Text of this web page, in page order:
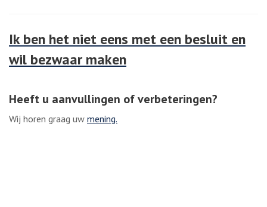
Ik ben het niet eens met een besluit en
wil bezwaar maken
Heeft u aanvullingen of verbeteringen?
Wij horen graag uw mening.